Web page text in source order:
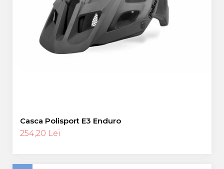
Casca Polisport E3 Enduro
254,20 Lei